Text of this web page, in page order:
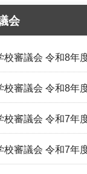
会
校審議会 令和8年
校審議会 令和8年
校審議会 令和7年
校審議会 令和7年